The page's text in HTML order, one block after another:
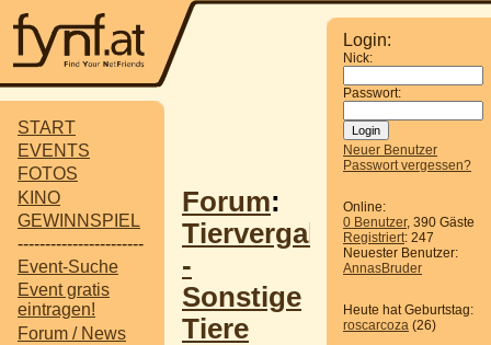
START
EVENTS
FOTOS
KINO
GEWINNSPIEL
-----------------------
Event-Suche
Event gratis
eintragen!
Forum / News
Login:
Nick:
Passwort:
Neuer Benutzer
Passwort vergessen?
Online:
0 Benutzer, 390 Gäste
Registriert: 247
Neuester Benutzer:
AnnasBruder
Heute hat Geburtstag:
roscarcoza (26)
Forum:
Tiervergabe
-
Sonstige
Tiere